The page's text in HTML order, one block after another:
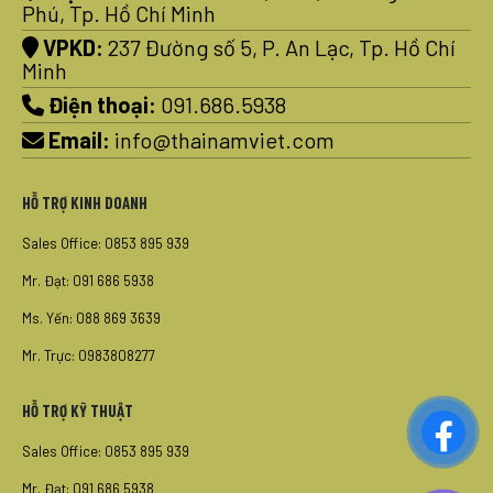
Phú, Tp. Hồ Chí Minh
VPKD: 237 Đường số 5, P. An Lạc, Tp. Hồ Chí
Minh
Điện thoại: 091.686.5938
Email: info@thainamviet.com
HỖ TRỢ KINH DOANH
Sales Office: 0853 895 939
Mr. Đạt: 091 686 5938
Ms. Yến: 088 869 3639
Mr. Trực: 0983808277
HỖ TRỢ KỸ THUẬT
Sales Office: 0853 895 939
Mr. Đạt: 091 686 5938